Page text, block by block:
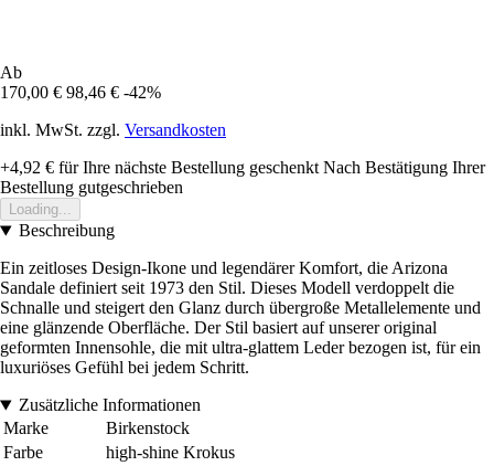
Ab
170,00 € 98,46 € -42%
inkl. MwSt. zzgl. Versandkosten
+4,92 € für Ihre nächste Bestellung geschenkt Nach Bestätigung Ihrer
Bestellung gutgeschrieben
Loading...
Beschreibung
Ein zeitloses Design-Ikone und legendärer Komfort, die Arizona
Sandale definiert seit 1973 den Stil. Dieses Modell verdoppelt die
Schnalle und steigert den Glanz durch übergroße Metallelemente und
eine glänzende Oberfläche. Der Stil basiert auf unserer original
geformten Innensohle, die mit ultra-glattem Leder bezogen ist, für ein
luxuriöses Gefühl bei jedem Schritt.
Zusätzliche Informationen
Marke
Birkenstock
Farbe
high-shine Krokus